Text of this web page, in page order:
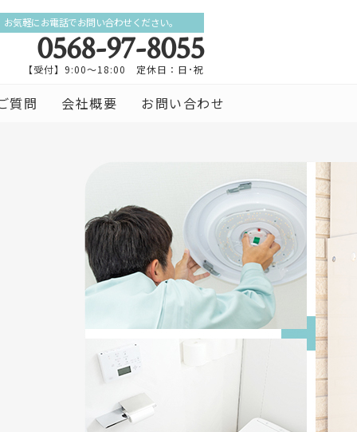
お気軽にお電話でお問い合わせください。
0568-97-8055
【受付】9:00～18:00 定休日：日･祝
質問 会社概要 お問い合わせ